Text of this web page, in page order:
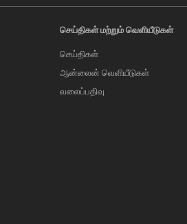
செய்திகள் மற்றும் வெளியீடுகள்
செய்திகள்
ஆன்லைன் வெளியீடுகள்
வலைப்பதிவு